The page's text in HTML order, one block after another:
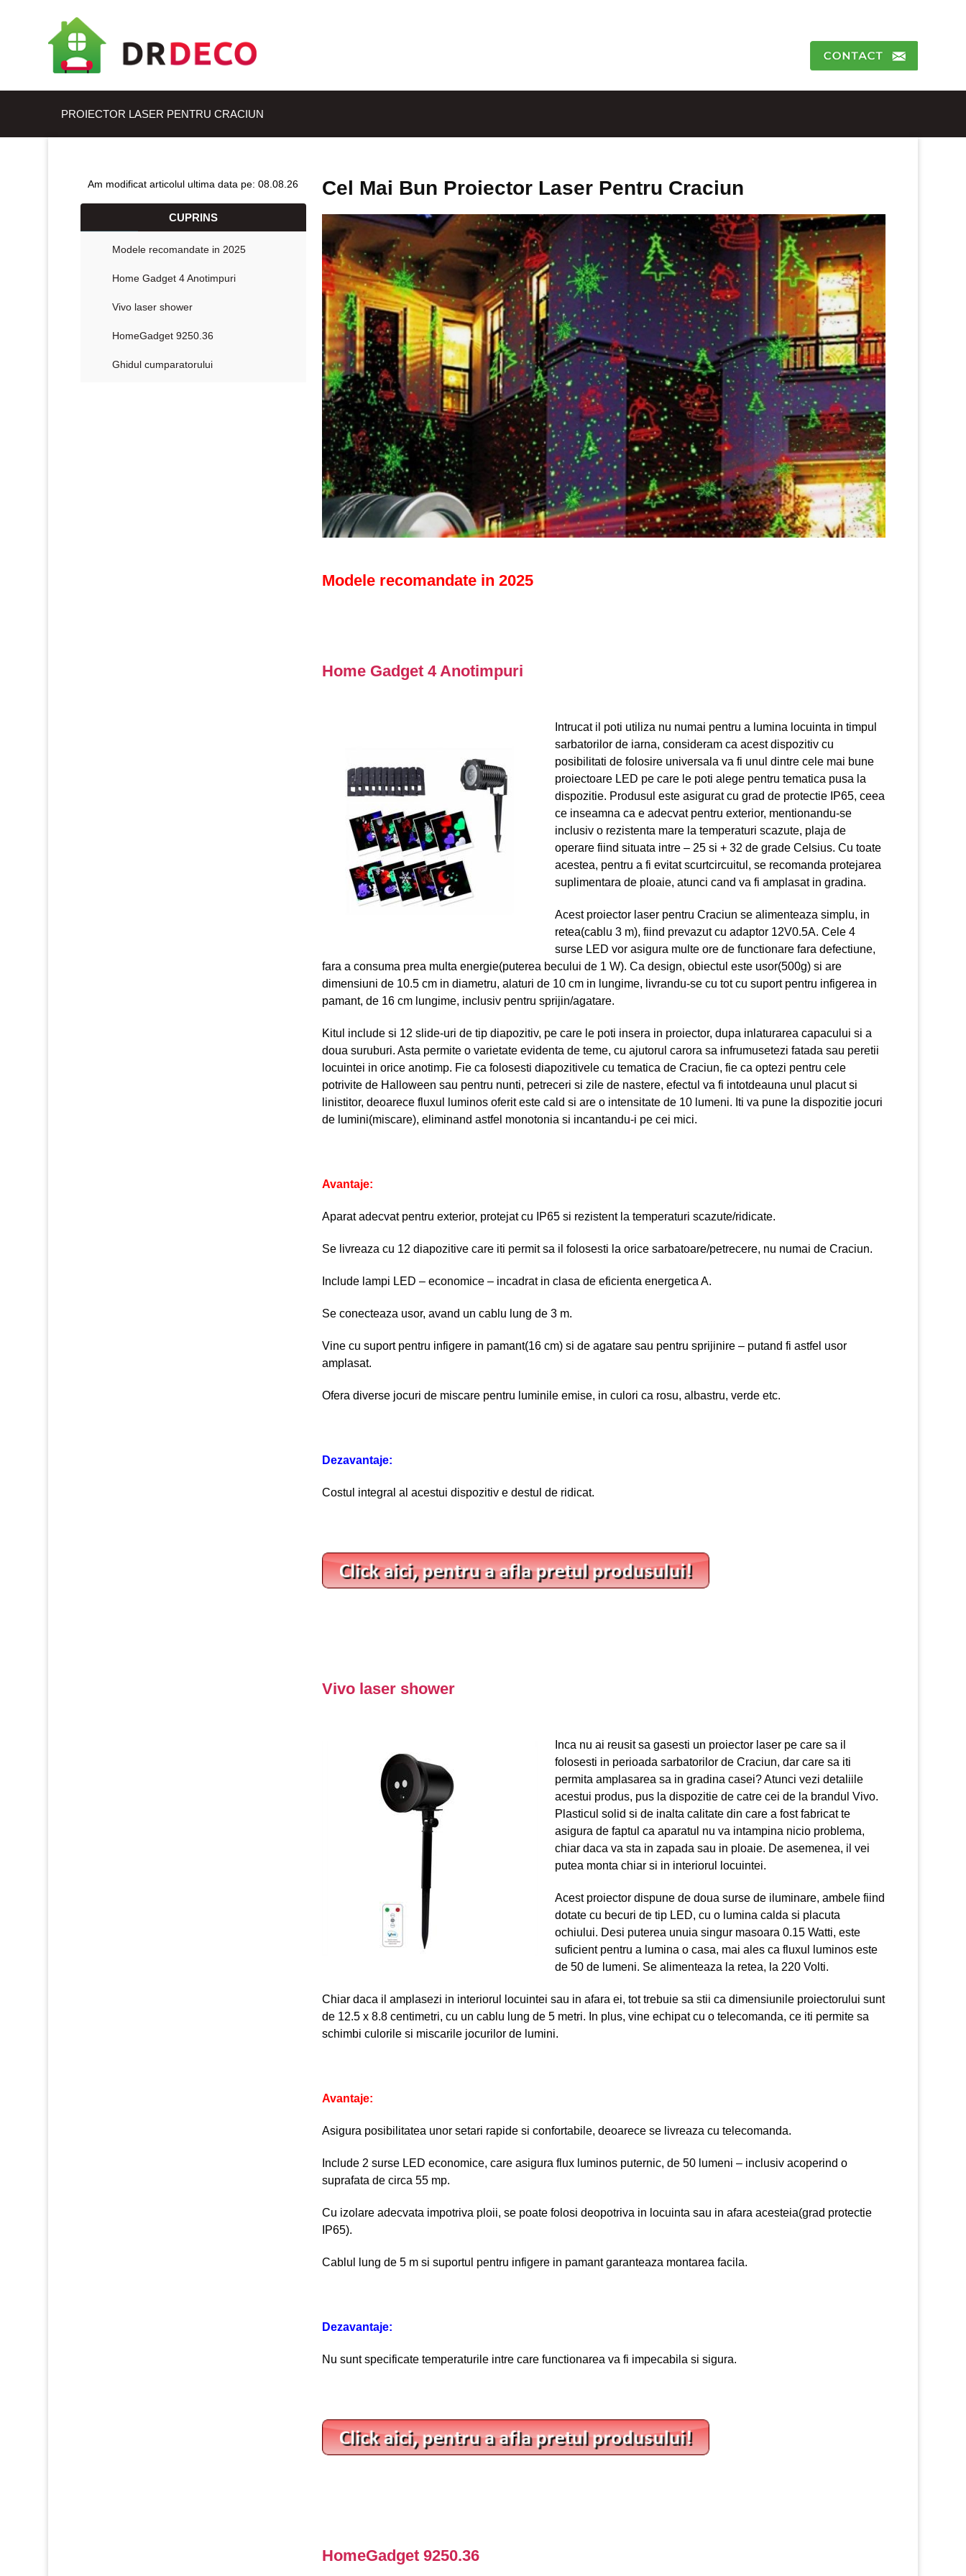
PROIECTOR LASER PENTRU CRACIUN
Am modificat articolul ultima data pe: 08.08.26
CUPRINS
Modele recomandate in 2025
Home Gadget 4 Anotimpuri
Vivo laser shower
HomeGadget 9250.36
Ghidul cumparatorului
Cel Mai Bun Proiector Laser Pentru Craciun
Modele recomandate in 2025
Home Gadget 4 Anotimpuri
Intrucat il poti utiliza nu numai pentru a lumina locuinta in timpul
sarbatorilor de iarna, consideram ca acest dispozitiv cu
posibilitati de folosire universala va fi unul dintre cele mai bune
proiectoare LED pe care le poti alege pentru tematica pusa la
dispozitie. Produsul este asigurat cu grad de protectie IP65, ceea
ce inseamna ca e adecvat pentru exterior, mentionandu-se
inclusiv o rezistenta mare la temperaturi scazute, plaja de
operare fiind situata intre – 25 si + 32 de grade Celsius. Cu toate
acestea, pentru a fi evitat scurtcircuitul, se recomanda protejarea
suplimentara de ploaie, atunci cand va fi amplasat in gradina.
Acest proiector laser pentru Craciun se alimenteaza simplu, in
retea(cablu 3 m), fiind prevazut cu adaptor 12V0.5A. Cele 4
surse LED vor asigura multe ore de functionare fara defectiune,
fara a consuma prea multa energie(puterea becului de 1 W). Ca design, obiectul este usor(500g) si are
dimensiuni de 10.5 cm in diametru, alaturi de 10 cm in lungime, livrandu-se cu tot cu suport pentru infigerea in
pamant, de 16 cm lungime, inclusiv pentru sprijin/agatare.
Kitul include si 12 slide-uri de tip diapozitiv, pe care le poti insera in proiector, dupa inlaturarea capacului si a
doua suruburi. Asta permite o varietate evidenta de teme, cu ajutorul carora sa infrumusetezi fatada sau peretii
locuintei in orice anotimp. Fie ca folosesti diapozitivele cu tematica de Craciun, fie ca optezi pentru cele
potrivite de Halloween sau pentru nunti, petreceri si zile de nastere, efectul va fi intotdeauna unul placut si
linistitor, deoarece fluxul luminos oferit este cald si are o intensitate de 10 lumeni. Iti va pune la dispozitie jocuri
de lumini(miscare), eliminand astfel monotonia si incantandu-i pe cei mici.
Avantaje:
Aparat adecvat pentru exterior, protejat cu IP65 si rezistent la temperaturi scazute/ridicate.
Se livreaza cu 12 diapozitive care iti permit sa il folosesti la orice sarbatoare/petrecere, nu numai de Craciun.
Include lampi LED – economice – incadrat in clasa de eficienta energetica A.
Se conecteaza usor, avand un cablu lung de 3 m.
Vine cu suport pentru infigere in pamant(16 cm) si de agatare sau pentru sprijinire – putand fi astfel usor
amplasat.
Ofera diverse jocuri de miscare pentru luminile emise, in culori ca rosu, albastru, verde etc.
Dezavantaje:
Costul integral al acestui dispozitiv e destul de ridicat.
Vivo laser shower
Inca nu ai reusit sa gasesti un proiector laser pe care sa il
folosesti in perioada sarbatorilor de Craciun, dar care sa iti
permita amplasarea sa in gradina casei? Atunci vezi detaliile
acestui produs, pus la dispozitie de catre cei de la brandul Vivo.
Plasticul solid si de inalta calitate din care a fost fabricat te
asigura de faptul ca aparatul nu va intampina nicio problema,
chiar daca va sta in zapada sau in ploaie. De asemenea, il vei
putea monta chiar si in interiorul locuintei.
Acest proiector dispune de doua surse de iluminare, ambele fiind
dotate cu becuri de tip LED, cu o lumina calda si placuta
ochiului. Desi puterea unuia singur masoara 0.15 Watti, este
suficient pentru a lumina o casa, mai ales ca fluxul luminos este
de 50 de lumeni. Se alimenteaza la retea, la 220 Volti.
Chiar daca il amplasezi in interiorul locuintei sau in afara ei, tot trebuie sa stii ca dimensiunile proiectorului sunt
de 12.5 x 8.8 centimetri, cu un cablu lung de 5 metri. In plus, vine echipat cu o telecomanda, ce iti permite sa
schimbi culorile si miscarile jocurilor de lumini.
Avantaje:
Asigura posibilitatea unor setari rapide si confortabile, deoarece se livreaza cu telecomanda.
Include 2 surse LED economice, care asigura flux luminos puternic, de 50 lumeni – inclusiv acoperind o
suprafata de circa 55 mp.
Cu izolare adecvata impotriva ploii, se poate folosi deopotriva in locuinta sau in afara acesteia(grad protectie
IP65).
Cablul lung de 5 m si suportul pentru infigere in pamant garanteaza montarea facila.
Dezavantaje:
Nu sunt specificate temperaturile intre care functionarea va fi impecabila si sigura.
HomeGadget 9250.36